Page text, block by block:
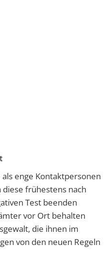
enge Kontaktpersonen
frühestens nach
Test beenden
vor Ort behalten
die ihnen im
von den neuen Regeln